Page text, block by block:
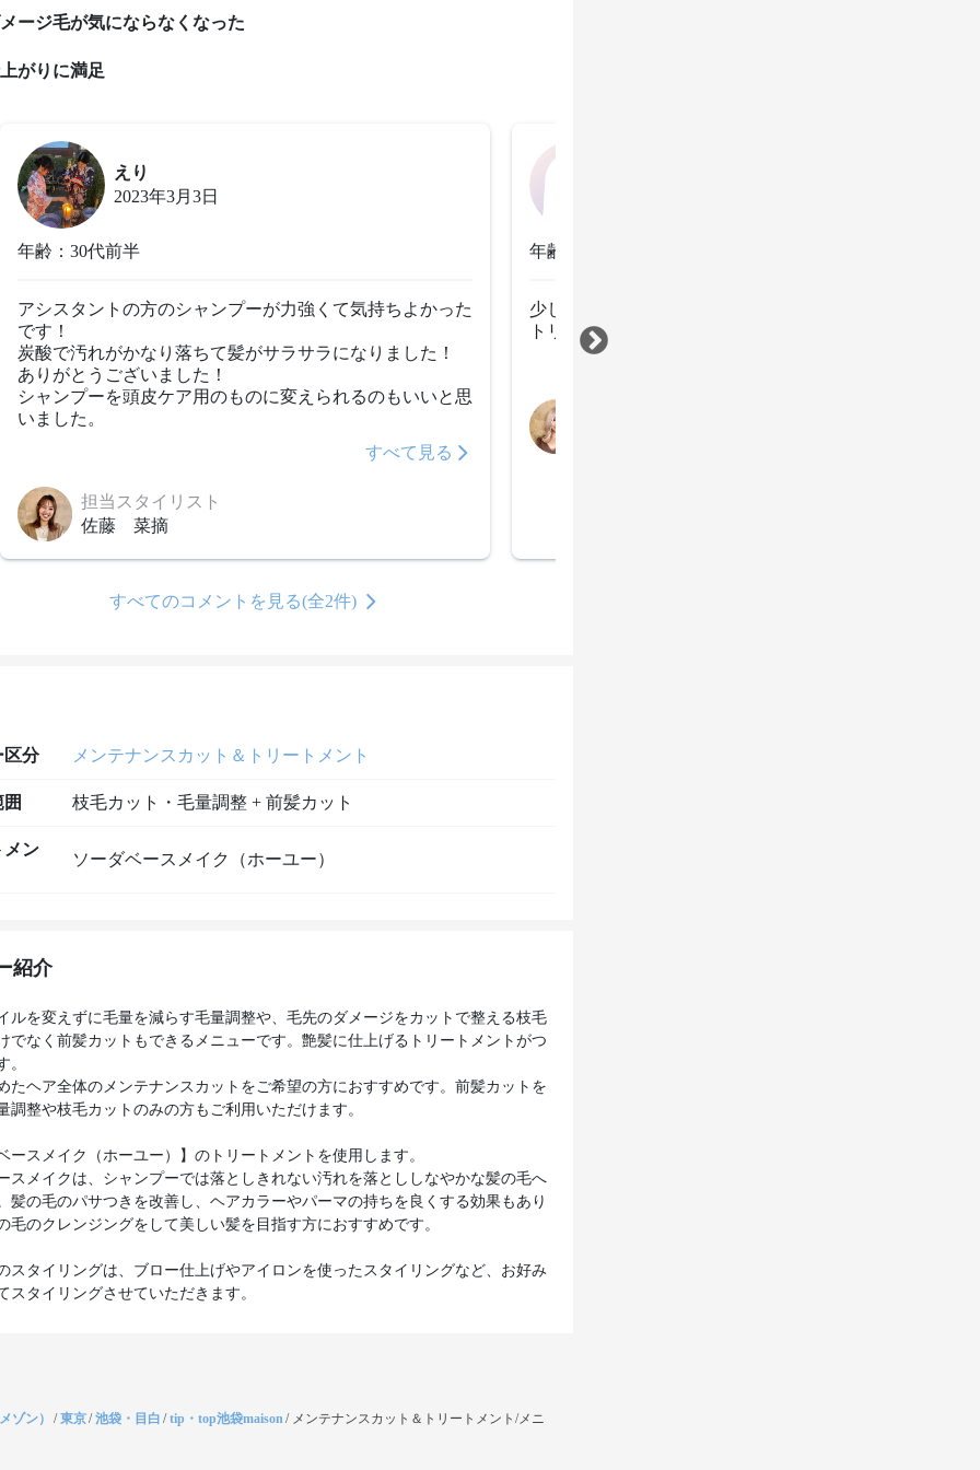
ージ毛が気にならなくなった
がりに満足
えり
2023年3月3日
年齢：30代前半
アシスタントの方のシャンプーが力強くて気持ちよかった
です！
炭酸で汚れがかなり落ちて髪がサラサラになりました！
ありがとうございました！
シャンプーを頭皮ケア用のものに変えられるのもいいと思
いました。
すべて見る
担当スタイリスト
佐藤 菜摘
年齢：50代前半
少しカットしただけでスタイリングが楽になりました。
トリートメントも効果を感じてます。
すべてのコメントを見る(全2件)
区分 メンテナンスカット＆トリートメント
枝毛カット・毛量調整 + 前髪カット
メン
ソーダベースメイク（ホーユー）
紹介
ルを変えずに毛量を減らす毛量調整や、毛先のダメージをカットで整える枝毛
でなく前髪カットもできるメニューです。艶髪に仕上げるトリートメントがつ
。
たヘア全体のメンテナンスカットをご希望の方におすすめです。前髪カットを
調整や枝毛カットのみの方もご利用いただけます。
ースメイク（ホーユー）】のトリートメントを使用します。
スメイクは、シャンプーでは落としきれない汚れを落とししなやかな髪の毛へ
髪の毛のパサつきを改善し、ヘアカラーやパーマの持ちを良くする効果もあり
毛のクレンジングをして美しい髪を目指す方におすすめです。
スタイリングは、ブロー仕上げやアイロンを使ったスタイリングなど、お好み
スタイリングさせていただきます。
ゾン） /東京/池袋・目白 /tip・top池袋maison/ メンテナンスカット＆トリートメント/メニ